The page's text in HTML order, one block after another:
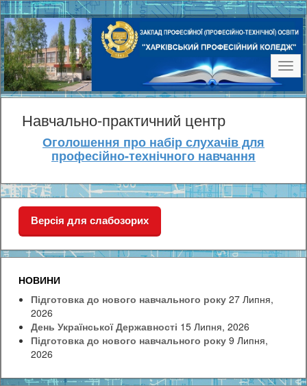
Навчально-практичний центр
Оголошення про набір слухачів для
професійно-технічного навчання
Версія для слабозорих
НОВИНИ
Підготовка до нового навчального року 27 Липня,
2026
День Української Державності 15 Липня, 2026
Підготовка до нового навчального року 9 Липня,
2026